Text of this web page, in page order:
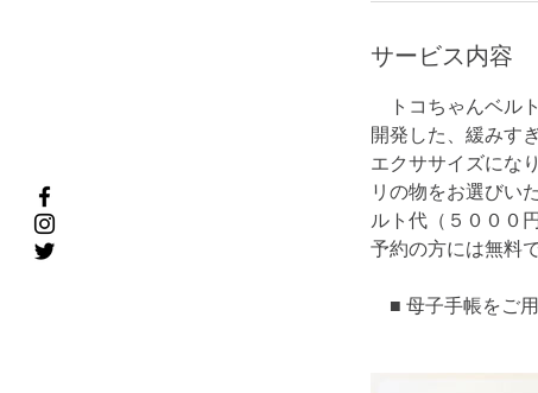
サービス内容
トコちゃんベル
開発した、緩みす
エクササイズにな
リの物をお選びい
ルト代（５０００
予約の方には無料
■ 母子手帳をご用